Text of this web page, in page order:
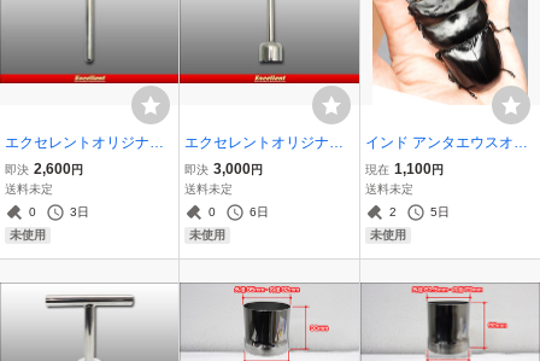
エクセレントオリジナル
菌糸瓶ハンドプレス（空
気穴用）
即決 2,600円
送料未定
0
3日
未使用
エクセレントオリジナル
菌糸瓶ハンドプレス
即決 3,000円
送料未定
0
6日
未使用
インド アンタエウスオオ
クワガタ ガントク最強血
統(CB)♂91.3ｍｍ♀54.5ｍ
ｍ
現在 1,100円
送料未定
2
5日
未使用